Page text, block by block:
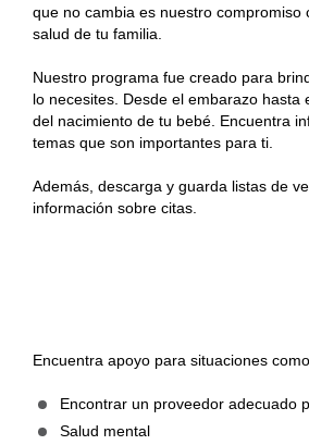
que no cambia es nuestro compromiso
salud de tu familia.
Nuestro programa fue creado para
lo necesites. Desde el embarazo hasta
del nacimiento de tu bebé. Encuentra
temas que son importantes para ti.
Además, descarga y guarda listas de
información sobre citas.
Encuentra apoyo para situaciones
Encontrar un proveedor adecuado
Salud mental